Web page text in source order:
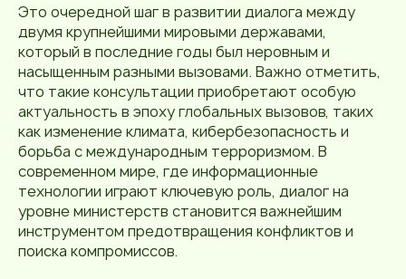
Это очередной шаг в развитии диалога между
двумя крупнейшими мировыми державами,
который в последние годы был неровным и
насыщенным разными вызовами. Важно отметить,
что такие консультации приобретают особую
актуальность в эпоху глобальных вызовов, таких
как изменение климата, кибербезопасность и
борьба с международным терроризмом. В
современном мире, где информационные
технологии играют ключевую роль, диалог на
уровне министерств становится важнейшим
инструментом предотвращения конфликтов и
поиска компромиссов.